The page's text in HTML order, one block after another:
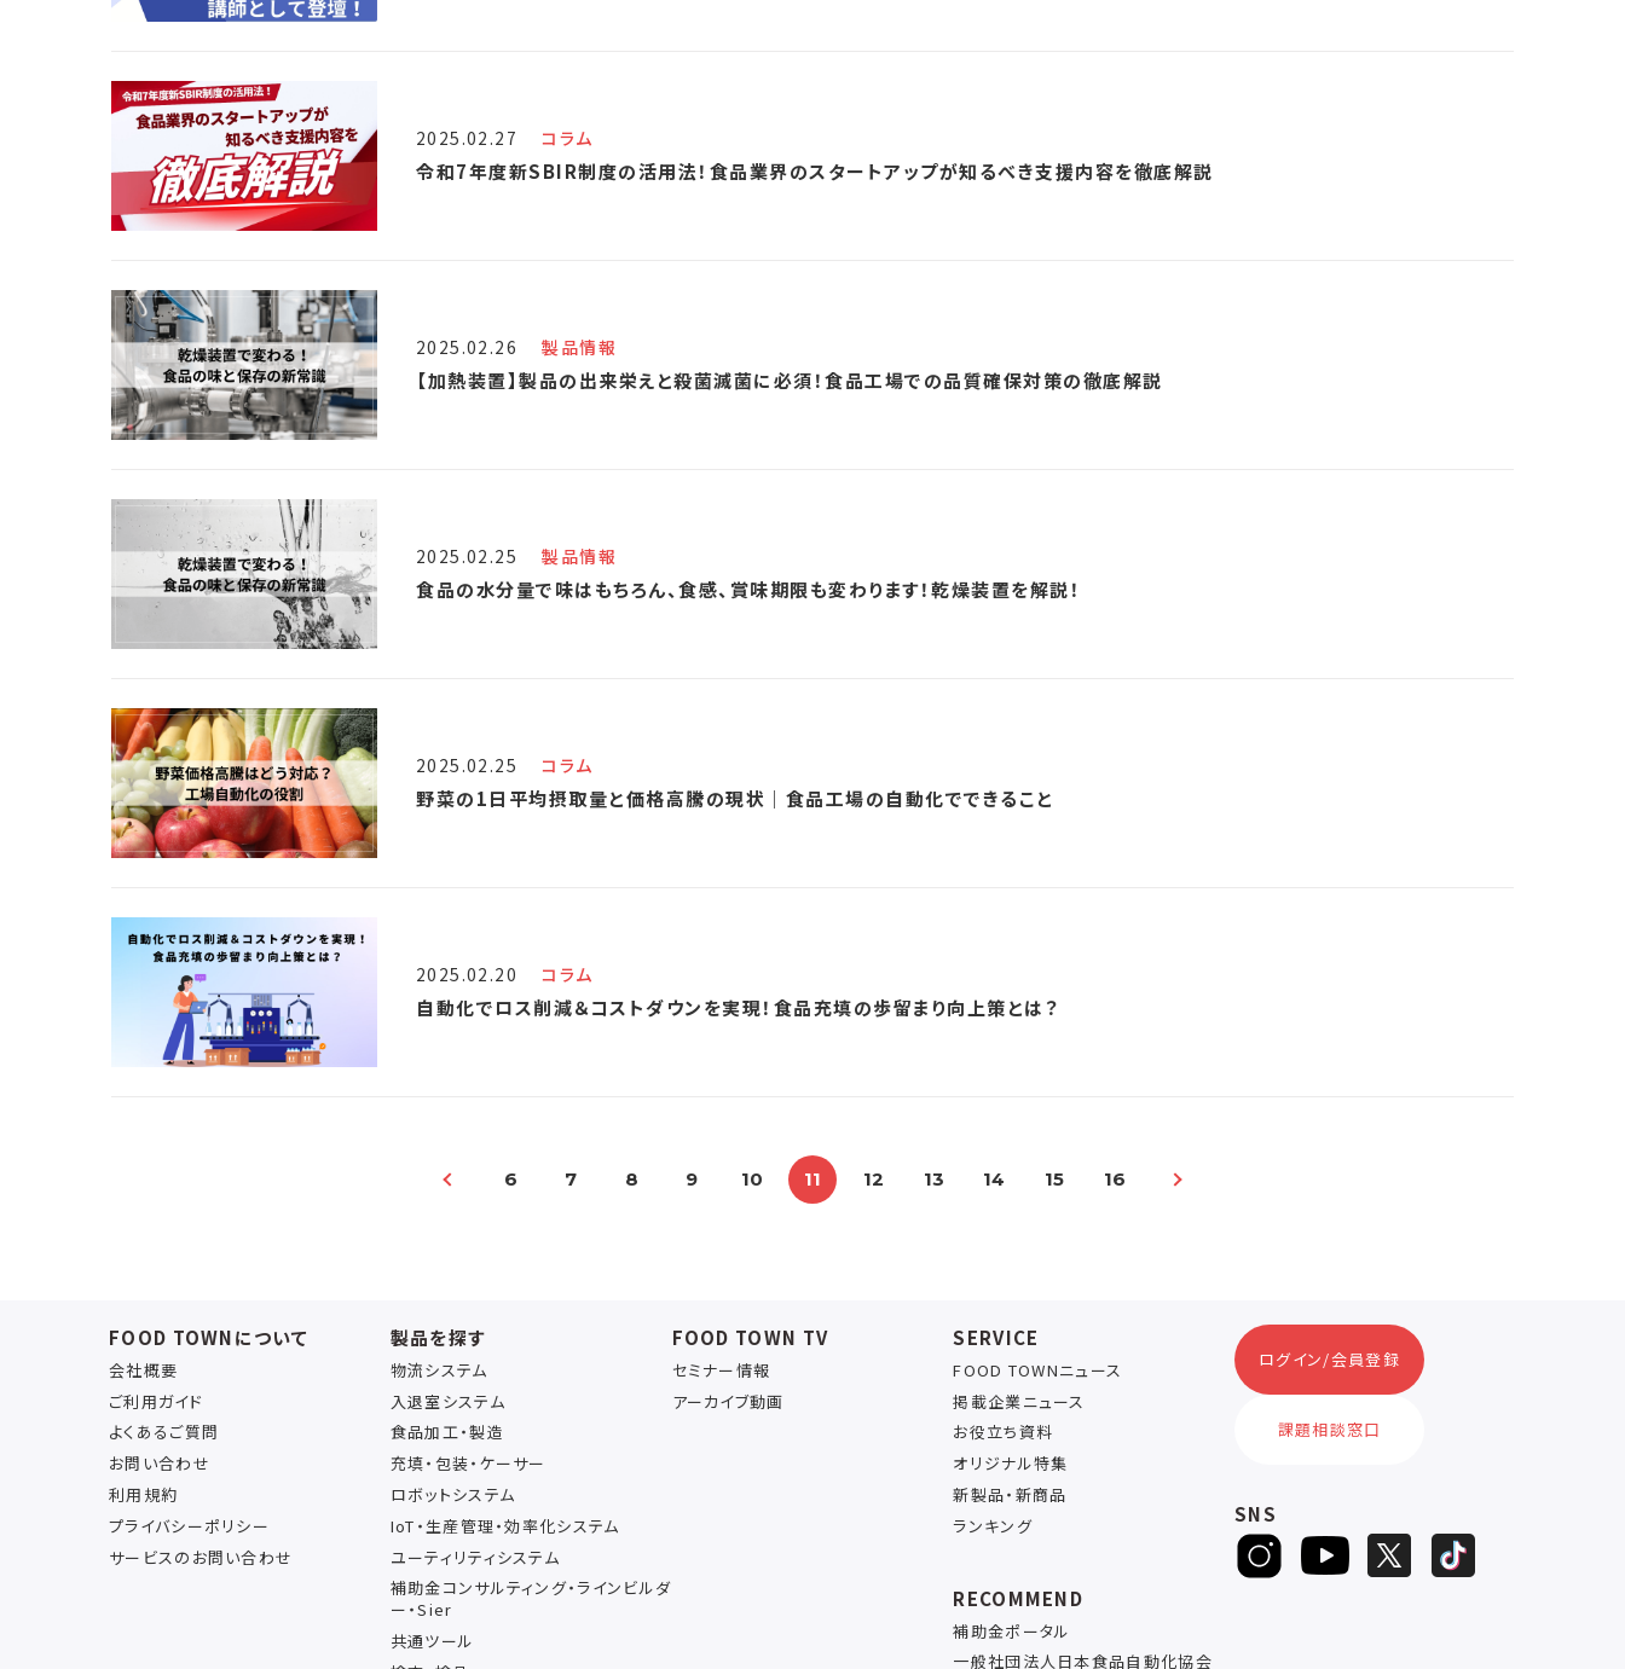
2025.02.27 コラム
令和7年度新SBIR制度の活用法！食品業界のスタートアップが知るべき支援内容を徹底解説
2025.02.26 製品情報
【加熱装置】製品の出来栄えと殺菌滅菌に必須！食品工場での品質確保対策の徹底解説
2025.02.25 製品情報
食品の水分量で味はもちろん、食感、賞味期限も変わります！乾燥装置を解説！
2025.02.25 コラム
野菜の1日平均摂取量と価格高騰の現状｜食品工場の自動化でできること
2025.02.20 コラム
自動化でロス削減＆コストダウンを実現！食品充填の歩留まり向上策とは？
6 7 8 9 10 11 12 13 14 15 16
FOOD TOWNについて
会社概要
ご利用ガイド
よくあるご質問
お問い合わせ
利用規約
プライバシーポリシー
サービスのお問い合わせ
製品を探す
物流システム
入退室システム
食品加工・製造
充填・包装・ケーサー
ロボットシステム
IoT・生産管理・効率化システム
ユーティリティシステム
補助金コンサルティング・ラインビルダ
ー・Sier
共通ツール
FOOD TOWN TV
セミナー情報
アーカイブ動画
SERVICE
FOOD TOWNニュース
掲載企業ニュース
お役立ち資料
オリジナル特集
新製品・新商品
ランキング
RECOMMEND
補助金ポータル
一般社団法人日本食品自動化協会
ログイン/会員登録
課題相談窓口
SNS